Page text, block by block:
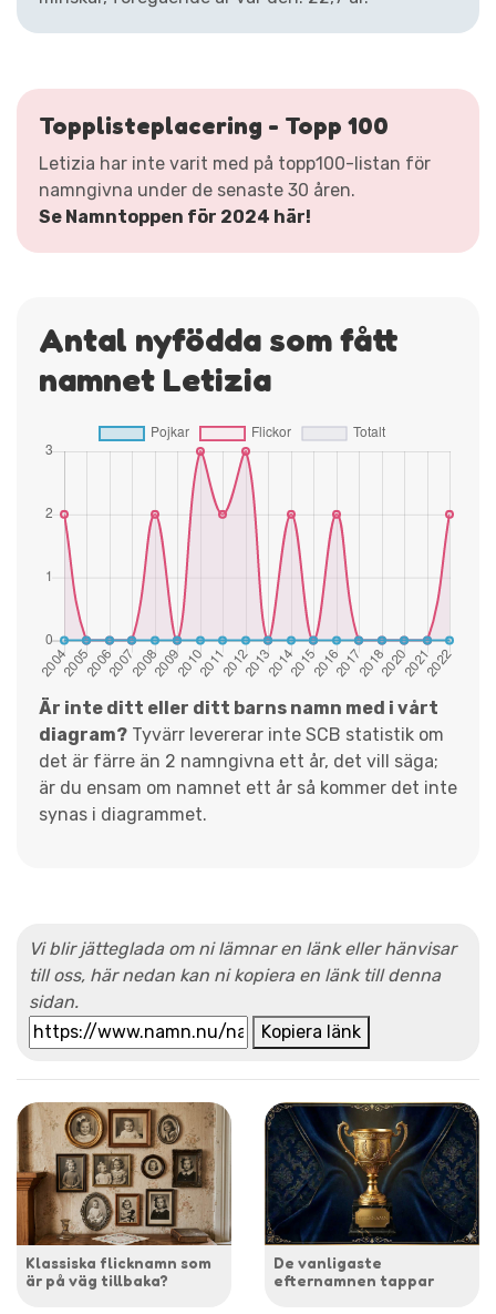
Topplisteplacering - Topp 100
Letizia har inte varit med på topp100-listan för
namngivna under de senaste 30 åren.
Se Namntoppen för 2024 här!
Antal nyfödda som fått
namnet Letizia
Är inte ditt eller ditt barns namn med i vårt
diagram? Tyvärr levererar inte SCB statistik om
det är färre än 2 namngivna ett år, det vill säga;
är du ensam om namnet ett år så kommer det inte
synas i diagrammet.
Vi blir jätteglada om ni lämnar en länk eller hänvisar
till oss, här nedan kan ni kopiera en länk till denna
sidan.
Kopiera länk
Klassiska flicknamn som
är på väg tillbaka?
De vanligaste
efternamnen tappar